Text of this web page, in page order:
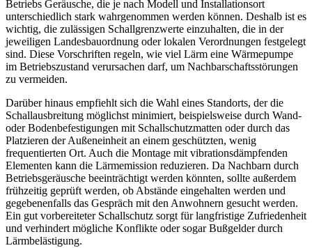
Betriebs Geräusche, die je nach Modell und Installationsort
unterschiedlich stark wahrgenommen werden können. Deshalb ist es
wichtig, die zulässigen Schallgrenzwerte einzuhalten, die in der
jeweiligen Landesbauordnung oder lokalen Verordnungen festgelegt
sind. Diese Vorschriften regeln, wie viel Lärm eine Wärmepumpe
im Betriebszustand verursachen darf, um Nachbarschaftsstörungen
zu vermeiden.
Darüber hinaus empfiehlt sich die Wahl eines Standorts, der die
Schallausbreitung möglichst minimiert, beispielsweise durch Wand-
oder Bodenbefestigungen mit Schallschutzmatten oder durch das
Platzieren der Außeneinheit an einem geschützten, wenig
frequentierten Ort. Auch die Montage mit vibrationsdämpfenden
Elementen kann die Lärmemission reduzieren. Da Nachbarn durch
Betriebsgeräusche beeinträchtigt werden könnten, sollte außerdem
frühzeitig geprüft werden, ob Abstände eingehalten werden und
gegebenenfalls das Gespräch mit den Anwohnern gesucht werden.
Ein gut vorbereiteter Schallschutz sorgt für langfristige Zufriedenheit
und verhindert mögliche Konflikte oder sogar Bußgelder durch
Lärmbelästigung.